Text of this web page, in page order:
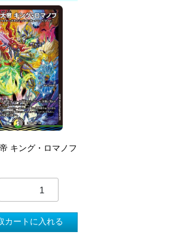
キング・ロマノフ
カートに入れる